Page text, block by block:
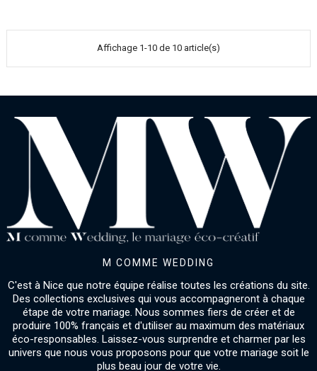
Affichage 1-10 de 10 article(s)
M COMME WEDDING
C'est à Nice que notre équipe réalise toutes les créations du site.
Des collections exclusives qui vous accompagneront à chaque
étape de votre mariage. Nous sommes fiers de créer et de
produire 100% français et d'utiliser au maximum des matériaux
éco-responsables. Laissez-vous surprendre et charmer par les
univers que nous vous proposons pour que votre mariage soit le
plus beau jour de votre vie.